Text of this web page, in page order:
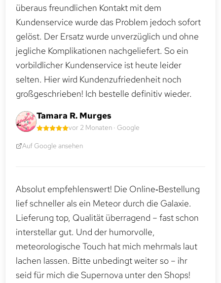
überaus freundlichen Kontakt mit dem
Kundenservice wurde das Problem jedoch sofort
gelöst. Der Ersatz wurde unverzüglich und ohne
jegliche Komplikationen nachgeliefert. So ein
vorbildlicher Kundenservice ist heute leider
selten. Hier wird Kundenzufriedenheit noch
großgeschrieben! Ich bestelle definitiv wieder.
Tamara R. Murges
vor 2 Monaten · Google
Auf Google ansehen
Absolut empfehlenswert! Die Online‑Bestellung
lief schneller als ein Meteor durch die Galaxie.
Lieferung top, Qualität überragend – fast schon
interstellar gut. Und der humorvolle,
meteorologische Touch hat mich mehrmals laut
lachen lassen. Bitte unbedingt weiter so – ihr
seid für mich die Supernova unter den Shops!